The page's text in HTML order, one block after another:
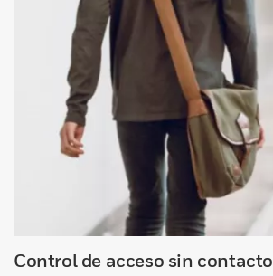
Control de acceso sin contacto